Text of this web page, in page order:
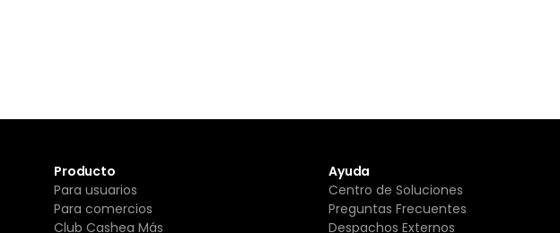
Producto
Para usuarios
Para comercios
Club Cashea Más
Ayuda
Centro de Soluciones
Preguntas Frecuentes
Despachos Externos